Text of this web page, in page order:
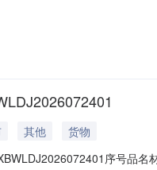
保证金：￥1,700.00元竞价
其他
货物
序号品